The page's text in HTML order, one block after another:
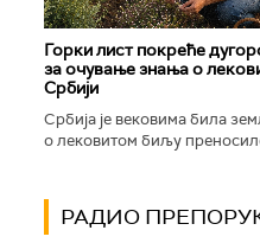
Горки лист покреће
за очување знања о
Србији
Србија је вековима била
о лековитом биљу
РАДИО